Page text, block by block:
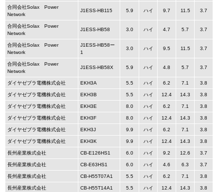
合同会社Solax Power
Network
J1ESS-HB115 5.9 ハイ 9.7 11.5 3.7
合同会社Solax Power
Network
J1ESS-HB58 3.0 ハイ 4.7 5.7 3.7
合同会社Solax Power
Network
J1ESS-HB58ー
1
3.0 ハイ 9.5 11.5 3.7
合同会社Solax Power
Network
J1ESS-HB58X 5.9 ハイ 4.8 5.7 3.7
ダイヤゼブラ電機株式会社 EKH3A 5.5 ハイ 6.2 7.1 3.8
ダイヤゼブラ電機株式会社 EKH3B 5.5 ハイ 12.4 14.3 3.8
ダイヤゼブラ電機株式会社 EKH3E 8.0 ハイ 6.2 7.1 3.8
ダイヤゼブラ電機株式会社 EKH3F 8.0 ハイ 12.4 14.3 3.8
ダイヤゼブラ電機株式会社 EKH3J 9.9 ハイ 6.2 7.1 3.8
ダイヤゼブラ電機株式会社 EKH3K 9.9 ハイ 12.4 14.3 3.8
長州産業株式会社 CB-E126HS1 6.0 ハイ 9.2 12.6 3.7
長州産業株式会社 CB-E63HS1 6.0 ハイ 4.6 6.3 3.7
長州産業株式会社 CB-H55T07A1 5.5 ハイ 6.2 7.1 3.8
長州産業株式会社 CB-H55T14A1 5.5 ハイ 12.4 14.3 3.8